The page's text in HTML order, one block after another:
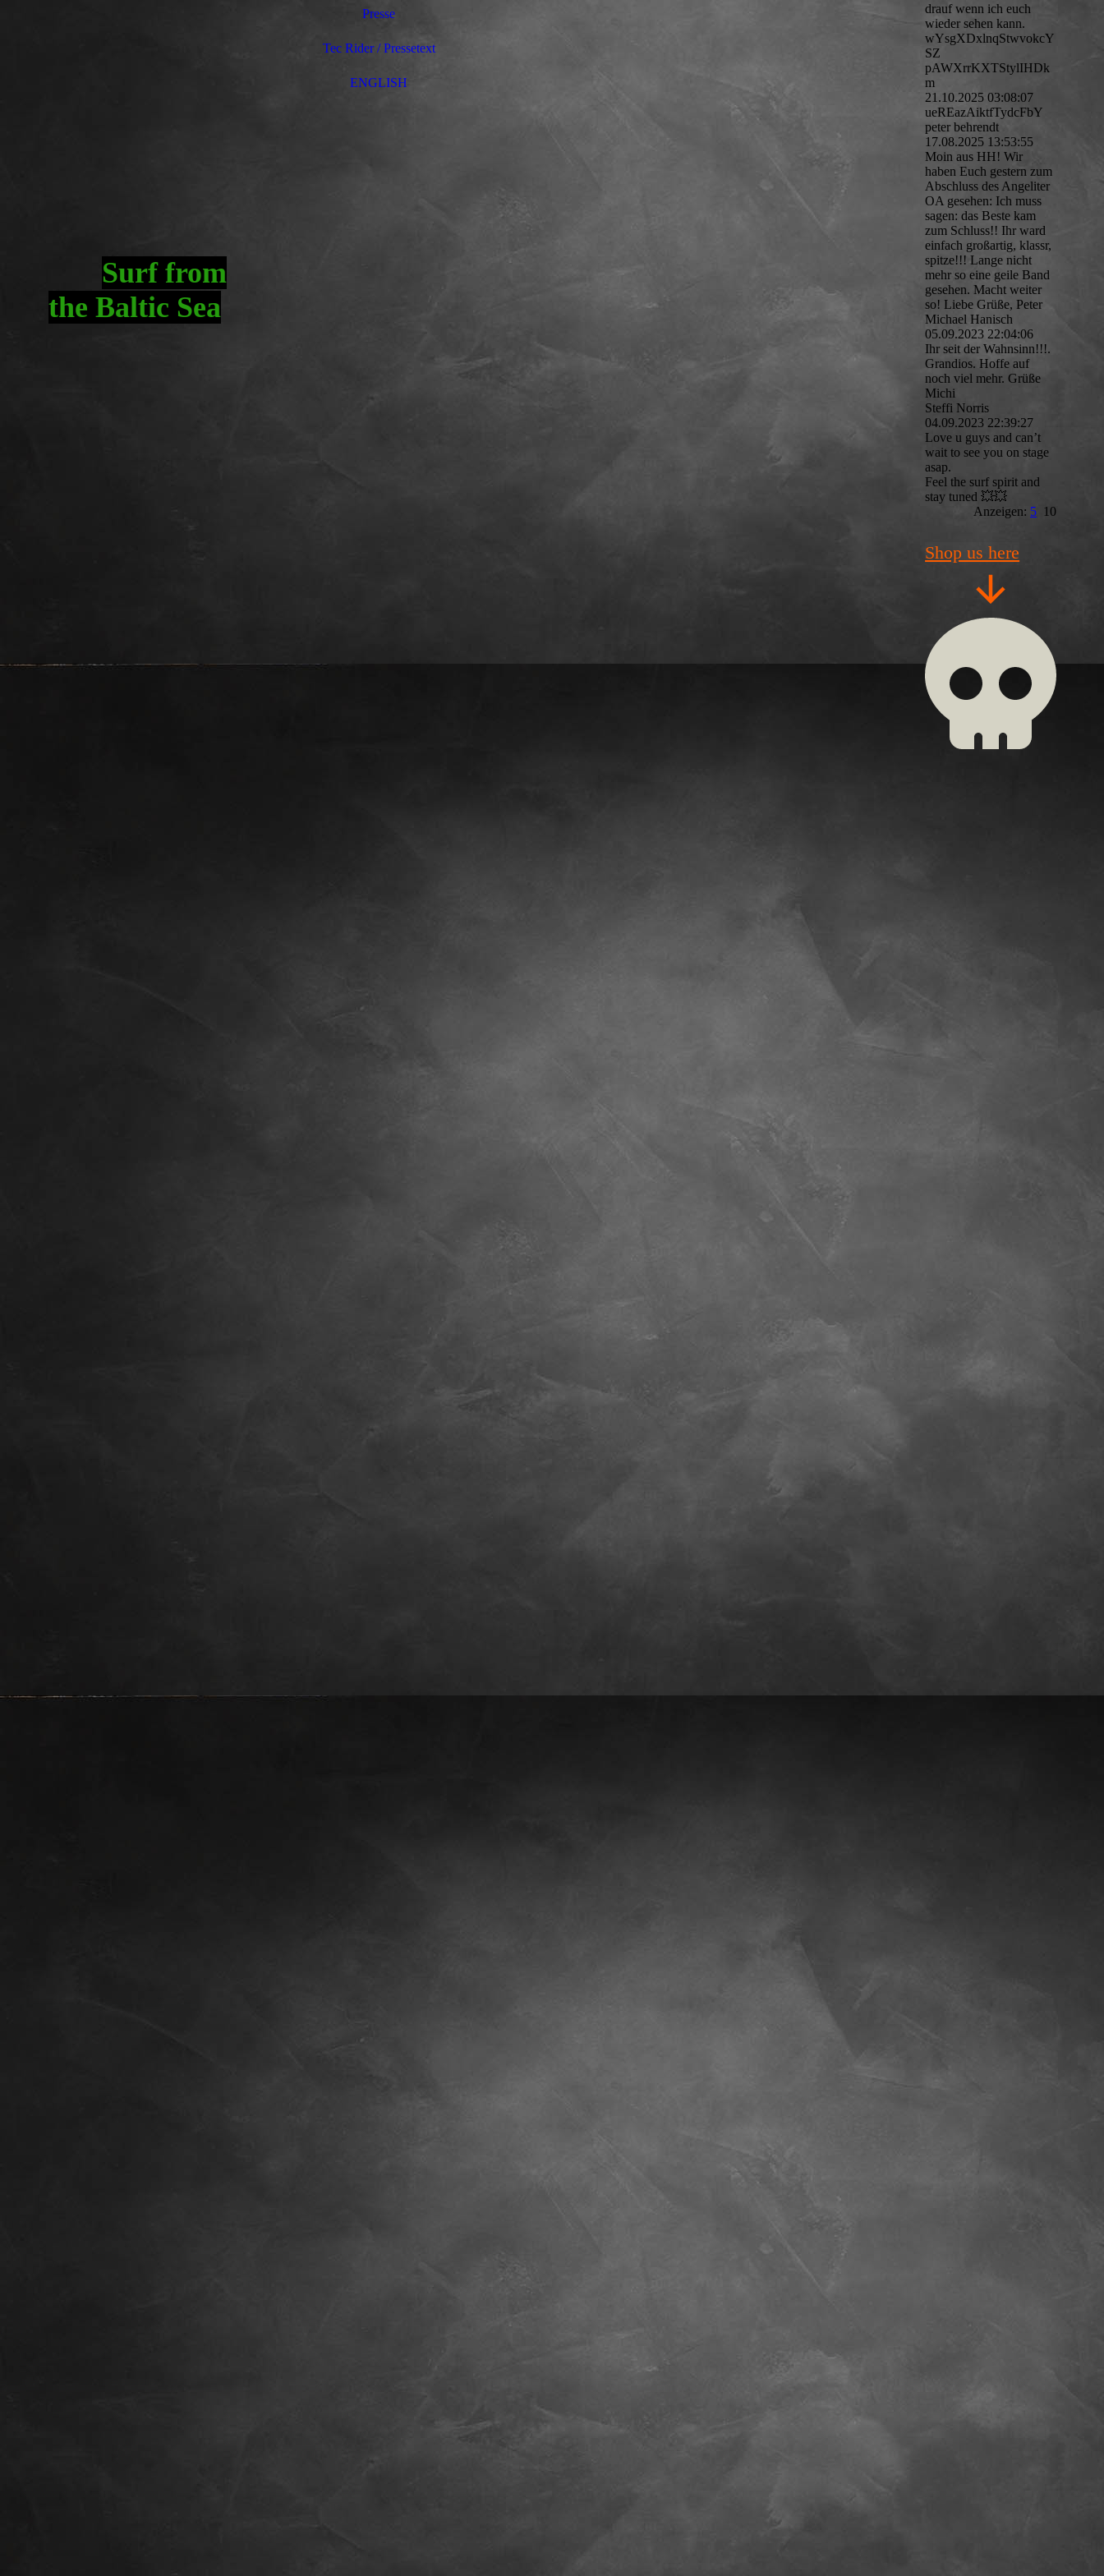
Surf from
the Baltic Sea
Presse
Tec Rider / Pressetext
ENGLISH
drauf wenn ich euch
wieder sehen kann.
wYsgXDxlnqStwvokcY
SZ
pAWXrrKXTStylIHDk
m
21.10.2025 03:08:07
ueREazAiktfTydcFbY
peter behrendt
17.08.2025 13:53:55
Moin aus HH! Wir
haben Euch gestern zum
Abschluss des Angeliter
OA gesehen: Ich muss
sagen: das Beste kam
zum Schluss!! Ihr ward
einfach großartig, klassr,
spitze!!! Lange nicht
mehr so eine geile Band
gesehen. Macht weiter
so! Liebe Grüße, Peter
Michael Hanisch
05.09.2023 22:04:06
Ihr seit der Wahnsinn!!!.
Grandios. Hoffe auf
noch viel mehr. Grüße
Michi
Steffi Norris
04.09.2023 22:39:27
Love u guys and can’t
wait to see you on stage
asap.
Feel the surf spirit and
stay tuned 💥💥
Anzeigen: 5 10
Shop us here